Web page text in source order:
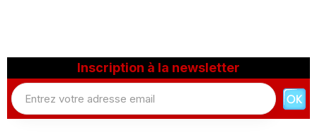
Inscription à la newsletter